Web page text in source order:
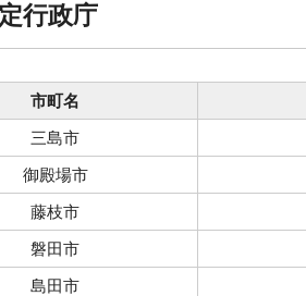
行政庁
市町名
三島市
御殿場市
藤枝市
磐田市
島田市